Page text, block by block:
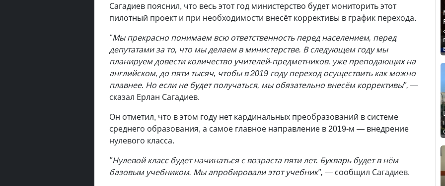
Сагадиев пояснил, что весь этот год министерство будет мониторить этот
пилотный проект и при необходимости внесёт коррективы в график перехода.
"Мы прекрасно понимаем всю ответственность перед населением, перед
депутатами за то, что мы делаем в министерстве. В следующем году мы
планируем довести количество учителей-предметников, уже преподающих на
английском, до пяти тысяч, чтобы в 2019 году переход осуществить как можно
плавнее. Но если не будет получаться, мы обязательно внесём коррективы", —
сказал Ерлан Сагадиев.
Он отметил, что в этом году нет кардинальных преобразований в системе
среднего образования, а самое главное направление в 2019-м — внедрение
нулевого класса.
"Нулевой класс будет начинаться с возраста пяти лет. Букварь будет в нём
базовым учебником. Мы апробировали этот учебник", — сообщил Сагадиев.